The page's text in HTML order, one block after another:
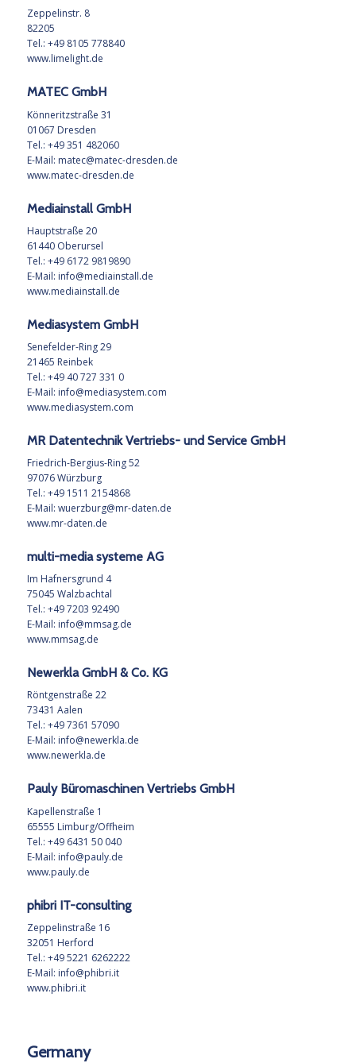
Zeppelinstr. 8
82205
Tel.: +49 8105 778840
www.limelight.de
MATEC GmbH
Könneritzstraße 31
01067 Dresden
Tel.: +49 351 482060
E-Mail: matec@matec-dresden.de
www.matec-dresden.de
Mediainstall GmbH
Hauptstraße 20
61440 Oberursel
Tel.: +49 6172 9819890
E-Mail: info@mediainstall.de
www.mediainstall.de
Mediasystem GmbH
Senefelder-Ring 29
21465 Reinbek
Tel.: +49 40 727 331 0
E-Mail: info@mediasystem.com
www.mediasystem.com
MR Datentechnik Vertriebs- und Service GmbH
Friedrich-Bergius-Ring 52
97076 Würzburg
Tel.: +49 1511 2154868
E-Mail: wuerzburg@mr-daten.de
www.mr-daten.de
multi-media systeme AG
Im Hafnersgrund 4
75045 Walzbachtal
Tel.: +49 7203 92490
E-Mail: info@mmsag.de
www.mmsag.de
Newerkla GmbH & Co. KG
Röntgenstraße 22
73431 Aalen
Tel.: +49 7361 57090
E-Mail: info@newerkla.de
www.newerkla.de
Pauly Büromaschinen Vertriebs GmbH
Kapellenstraße 1
65555 Limburg/Offheim
Tel.: +49 6431 50 040
E-Mail: info@pauly.de
www.pauly.de
phibri IT-consulting
Zeppelinstraße 16
32051 Herford
Tel.: +49 5221 6262222
E-Mail: info@phibri.it
www.phibri.it
Germany